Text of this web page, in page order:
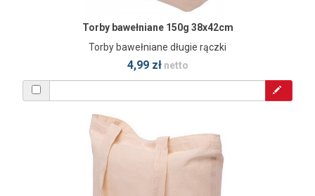
Torby bawełniane 150g 38x42cm
Torby bawełniane długie rączki
4,99 złnetto